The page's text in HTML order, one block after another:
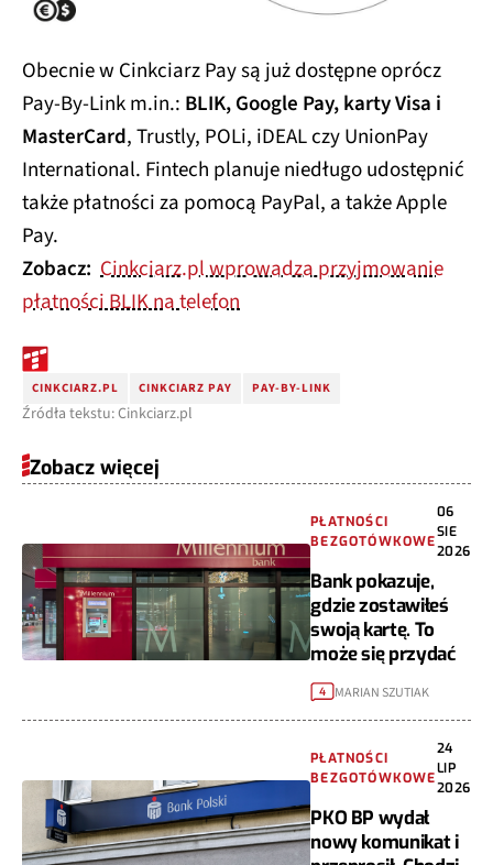
Obecnie w Cinkciarz Pay są już dostępne oprócz
Pay-By-Link m.in.: BLIK, Google Pay, karty Visa i
MasterCard, Trustly, POLi, iDEAL czy UnionPay
International. Fintech planuje niedługo udostępnić
także płatności za pomocą PayPal, a także Apple
Pay.
Zobacz: Cinkciarz.pl wprowadza przyjmowanie
płatności BLIK na telefon
CINKCIARZ.PL CINKCIARZ PAY PAY-BY-LINK
Źródła tekstu: Cinkciarz.pl
Zobacz więcej
PŁATNOŚCI
BEZGOTÓWKOWE
06
SIE
2026
Bank pokazuje,
gdzie zostawiłeś
swoją kartę. To
może się przydać
4 MARIAN SZUTIAK
PŁATNOŚCI
BEZGOTÓWKOWE
24
LIP
2026
PKO BP wydał
nowy komunikat i